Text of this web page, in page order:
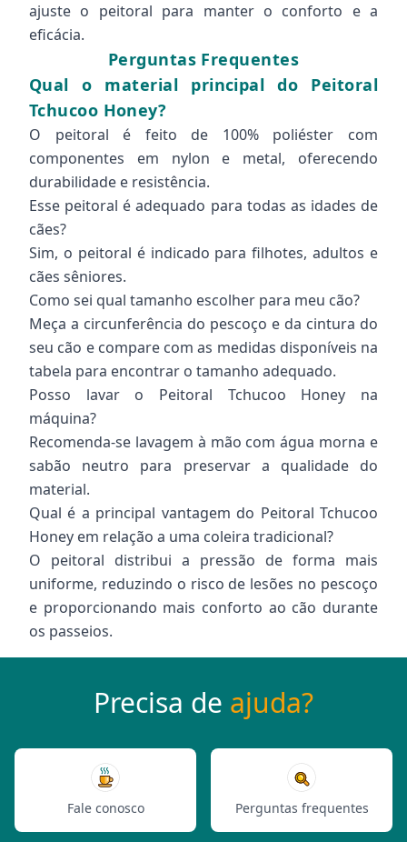
ajuste o peitoral para manter o conforto e a
eficácia.
Perguntas Frequentes
Qual o material principal do Peitoral
Tchucoo Honey?
O peitoral é feito de 100% poliéster com
componentes em nylon e metal, oferecendo
durabilidade e resistência.
Esse peitoral é adequado para todas as idades de
cães?
Sim, o peitoral é indicado para filhotes, adultos e
cães sêniores.
Como sei qual tamanho escolher para meu cão?
Meça a circunferência do pescoço e da cintura do
seu cão e compare com as medidas disponíveis na
tabela para encontrar o tamanho adequado.
Posso lavar o Peitoral Tchucoo Honey na
máquina?
Recomenda-se lavagem à mão com água morna e
sabão neutro para preservar a qualidade do
material.
Qual é a principal vantagem do Peitoral Tchucoo
Honey em relação a uma coleira tradicional?
O peitoral distribui a pressão de forma mais
uniforme, reduzindo o risco de lesões no pescoço
e proporcionando mais conforto ao cão durante
os passeios.
Precisa de ajuda?
Fale conosco Perguntas frequentes